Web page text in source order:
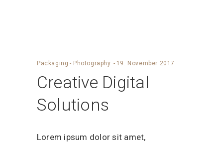
Packaging - Photography 19. November 2017
Creative Digital
Solutions
Lorem ipsum dolor sit amet,